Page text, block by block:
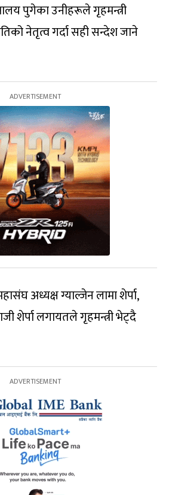
पुगेका उनीहरूले गृहमन्त्री
नेतृत्व गर्दा सही सन्देश जाने
अध्यक्ष ग्याल्जेन लामा शेर्पा,
शेर्पा लगायतले गृहमन्त्री भेट्दै